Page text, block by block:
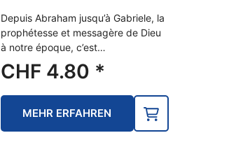
Depuis Abraham jusqu’à Gabriele, la
prophétesse et messagère de Dieu
à notre époque, c’est…
CHF 4.80 *
MEHR ERFAHREN